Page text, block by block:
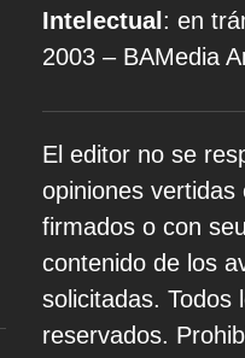
Intelectual : en
2003 – BAMedia
El editor no se
opiniones
firmados o con
contenido de los
solicitadas. Todos
reservados.